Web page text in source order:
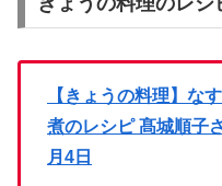
【きょうの料理】な
煮のレシピ 髙城順子
月4日